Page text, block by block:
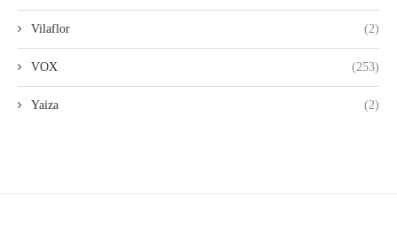
Vilaflor (2)
VOX (253)
Yaiza (2)